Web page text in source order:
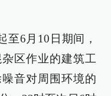
至6月10日期间，
区作业的建筑工
音对周围环境的